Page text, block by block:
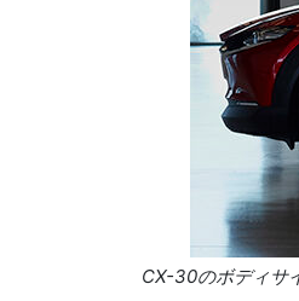
CX-30のボディサ